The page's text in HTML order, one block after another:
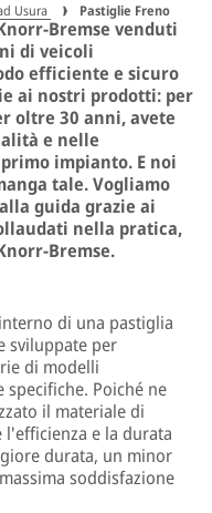
Usura Pastiglie Freno
Bremse venduti
di veicoli
efficiente e sicuro
ai nostri prodotti: per
oltre 30 anni, avete
e nelle
impianto. E noi
tale. Vogliamo
guida grazie ai
nella pratica,
Bremse.
di una pastiglia
sviluppate per
di modelli
Poiché ne
il materiale di
e la durata
durata, un minor
soddisfazione